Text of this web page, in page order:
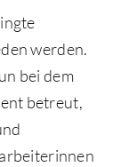
werden.
bei dem
betreut,